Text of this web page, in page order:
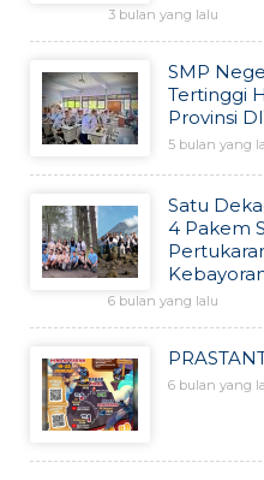
3 bulan yang lalu
SMP
Tertinggi
Provinsi
5 bulan yang
Satu
4 Pakem
6 bulan yang lalu
6 bulan yang